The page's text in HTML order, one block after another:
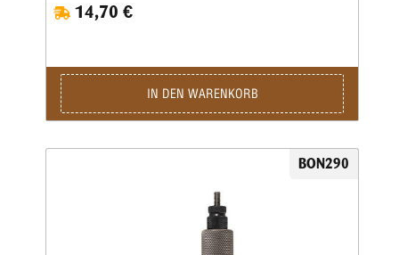
14,70 €
IN DEN WARENKORB
BON290